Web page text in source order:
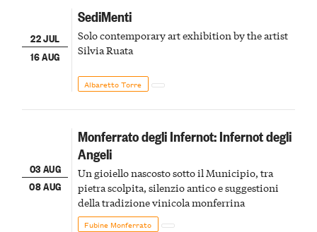
22 JUL
16 AUG
SediMenti
Solo contemporary art exhibition by the artist
Silvia Ruata
Albaretto Torre
03 AUG
08 AUG
Monferrato degli Infernot: Infernot degli
Angeli
Un gioiello nascosto sotto il Municipio, tra
pietra scolpita, silenzio antico e suggestioni
della tradizione vinicola monferrina
Fubine Monferrato